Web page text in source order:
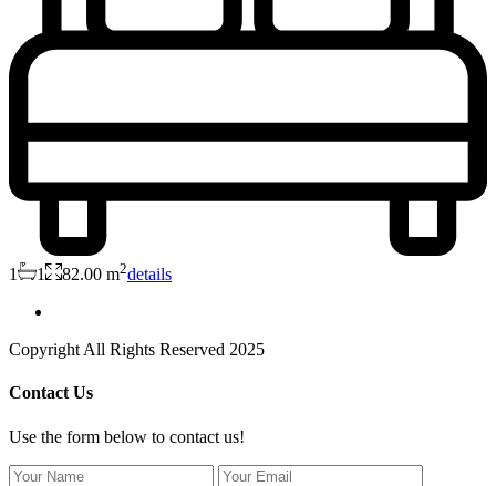
1 1 82.00 m2details
Copyright All Rights Reserved 2025
Contact Us
Use the form below to contact us!